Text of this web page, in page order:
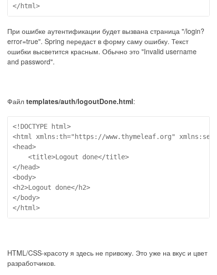
При ошибке аутентификации будет вызвана страница "/login?
error=true". Spring передаст в форму саму ошибку. Текст
ошибки высветится красным. Обычно это "Invalid username
and password".
Файл templates/auth/logoutDone.html:
<!DOCTYPE html>
<html xmlns:th="https://www.thymeleaf.org"
<head>
    <title>Logout done</title>
</head>
<body>
<h2>Logout done</h2>
</body>
</html>
HTML/CSS-красоту я здесь не привожу. Это уже на вкус и цвет
разработчиков.